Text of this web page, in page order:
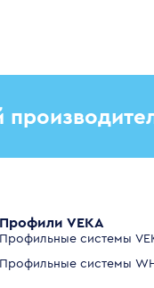
Профили VEKA
Профильные системы
Профильные системы